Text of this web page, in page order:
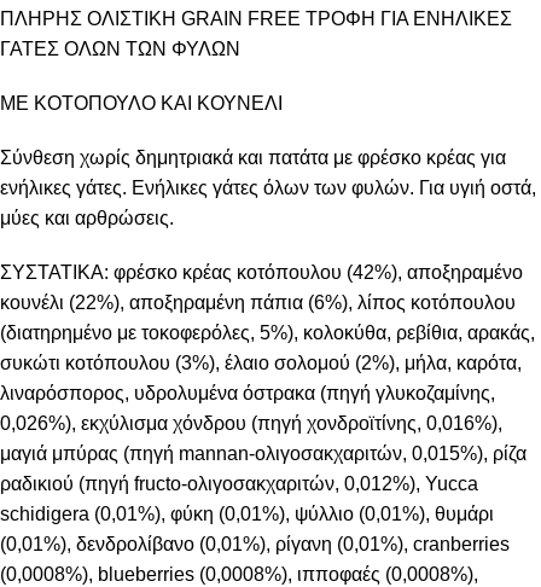
ΠΛΗΡΗΣ ΟΛΙΣΤΙΚΗ GRAIN FREE ΤΡΟΦΗ ΓΙΑ ΕΝΗΛΙΚΕΣ
ΓΑΤΕΣ ΟΛΩΝ ΤΩΝ ΦΥΛΩΝ
ΜΕ ΚΟΤΟΠΟΥΛΟ ΚΑΙ ΚΟΥΝΕΛΙ
Σύνθεση χωρίς δημητριακά και πατάτα με φρέσκο κρέας για
ενήλικες γάτες. Ενήλικες γάτες όλων των φυλών. Για υγιή οστά,
μύες και αρθρώσεις.
ΣΥΣΤΑΤΙΚΑ: φρέσκο κρέας κοτόπουλου (42%), αποξηραμένο
κουνέλι (22%), αποξηραμένη πάπια (6%), λίπος κοτόπουλου
(διατηρημένο με τοκοφερόλες, 5%), κολοκύθα, ρεβίθια, αρακάς,
συκώτι κοτόπουλου (3%), έλαιο σολομού (2%), μήλα, καρότα,
λιναρόσπορος, υδρολυμένα όστρακα (πηγή γλυκοζαμίνης,
0,026%), εκχύλισμα χόνδρου (πηγή χονδροϊτίνης, 0,016%),
μαγιά μπύρας (πηγή mannan-ολιγοσακχαριτών, 0,015%), ρίζα
ραδικιού (πηγή fructo-ολιγοσακχαριτών, 0,012%), Yucca
schidigera (0,01%), φύκη (0,01%), ψύλλιο (0,01%), θυμάρι
(0,01%), δενδρολίβανο (0,01%), ρίγανη (0,01%), cranberries
(0,0008%), blueberries (0,0008%), ιπποφαές (0,0008%),